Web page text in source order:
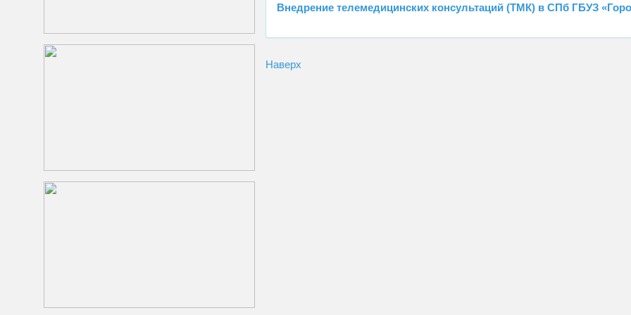
Внедрение телемедицинских консультаций (ТМК) в СПб ГБУЗ
Наверх